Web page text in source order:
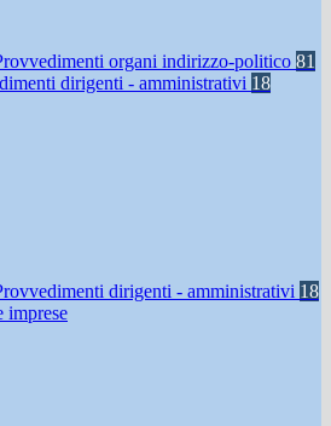
organi indirizzo-politico 81
dirigenti - amministrativi 18
dirigenti - amministrativi 18
imprese